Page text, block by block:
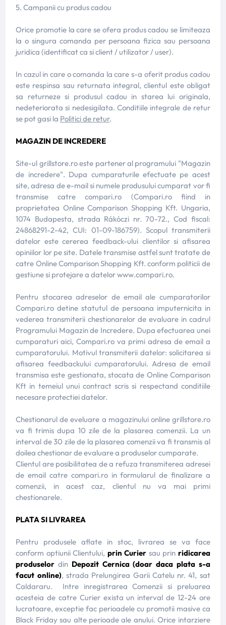
5. Campanii cu produs cadou
Orice promotie la care se ofera produs cadou se limiteaza
la o singura comanda per persoana fizica sau persoana
juridica (identificat ca si client / utilizator / user).
In cazul in care o comanda la care s-a oferit produs cadou
este respinsa sau returnata integral, clientul este obligat
sa returneze si produsul cadou in starea lui originala,
nedeteriorata si nedesigilata. Conditiile integrale de retur
se pot gasi la Politici de retur.
MAGAZIN DE INCREDERE
Site-ul grillstore.ro este partener al programului "Magazin
de incredere". Dupa cumparaturile efectuate pe acest
site, adresa de e-mail si numele produsului cumparat vor fi
transmise catre compari.ro (Compari.ro fiind in
proprietatea Online Comparison Shopping Kft. Ungaria,
1074 Budapesta, strada Rákóczi nr. 70-72., Cod fiscal:
24868291-2-42, CUI: 01-09-186759). Scopul transmiterii
datelor este cererea feedback-ului clientilor si afisarea
opiniilor lor pe site. Datele transmise astfel sunt tratate de
catre Online Comparison Shopping Kft. conform politicii de
gestiune si protejare a datelor www.compari.ro.
Pentru stocarea adreselor de email ale cumparatorilor
Compari.ro detine statutul de persoana imputernicita in
vederea transmiterii chestionarelor de evaluare in cadrul
Programului Magazin de Incredere. Dupa efectuarea unei
cumparaturi aici, Compari.ro va primi adresa de email a
cumparatorului. Motivul transmiterii datelor: solicitarea si
afisarea feedbackului cumparatorului. Adresa de email
transmisa este gestionata, stocata de Online Comparison
Kft in temeiul unui contract scris si respectand conditiile
necesare protectiei datelor.
Chestionarul de eveluare a magazinului online grillstore.ro
va fi trimis dupa 10 zile de la plasarea comenzii. La un
interval de 30 zile de la plasarea comenzii va fi transmis al
doilea chestionar de evaluare a produselor cumparate.
Clientul are posibilitatea de a refuza transmiterea adresei
de email catre compari.ro in formularul de finalizare a
comenzii, in acest caz, clientul nu va mai primi
chestionarele.
PLATA SI LIVRAREA
Pentru produsele aflate in stoc, livrarea se va face
conform optiunii Clientului, prin Curier sau prin ridicarea
produselor din Depozit Cernica (doar daca plata s-a
facut online), strada Prelungirea Garii Catelu nr. 41, sat
Caldararu. Intre inregistrarea Comenzii si preluarea
acesteia de catre Curier exista un interval de 12-24 ore
lucratoare, exceptie fac perioadele cu promotii masive ca
Black Friday sau alte perioade ale anului. Orice intarziere